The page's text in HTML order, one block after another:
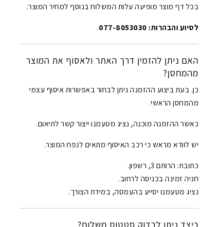
בכל דף מוצר מופיעה עלות המשלוח בנוסף למחיר המוצר.
לסיוע והבהרות: 077-8053030 .
האם ניתן להזמין דרך האתר ולאסוף את המוצר
מהמחסן?
כן. בעת ביצוע ההזמנה ניתן לבחור באפשרות איסוף עצמי
מהמחסן הראשי.
כאשר ההזמנה מוכנה, נציג מטעמנו ייצור קשר לתיאום.
יש לוודא מראש כי רכב האיסוף מתאים לנפח המוצר.
כתובת: הרותם 3, רשפון.
חניה זמינה בכניסה לרחוב.
נציג מטעמנו יסייע בהעמסה, במידת הצורך.
כיצד ניתן לבדוק סטטוס משלוח?